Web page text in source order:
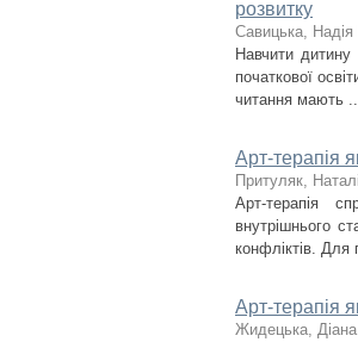
розвитку
Савицька, Надія
Навчити
початкової
читання мають
Арт-терапія
Притуляк,
Арт-терапія
внутрішнього
конфліктів. Для
Арт-терапія
Жидецька,